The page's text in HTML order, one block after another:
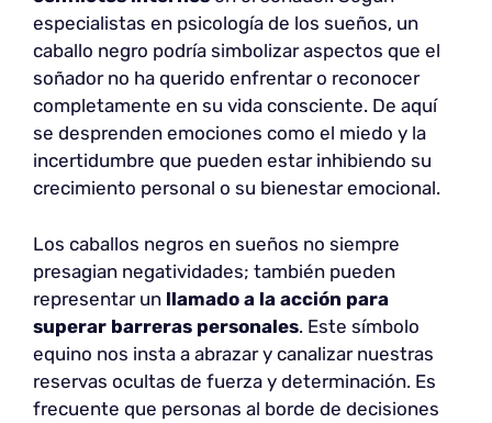
especialistas en psicología de los sueños, un
caballo negro podría simbolizar aspectos que el
soñador no ha querido enfrentar o reconocer
completamente en su vida consciente. De aquí
se desprenden emociones como el miedo y la
incertidumbre que pueden estar inhibiendo su
crecimiento personal o su bienestar emocional.
Los caballos negros en sueños no siempre
presagian negatividades; también pueden
representar un llamado a la acción para
superar barreras personales. Este símbolo
equino nos insta a abrazar y canalizar nuestras
reservas ocultas de fuerza y determinación. Es
frecuente que personas al borde de decisiones